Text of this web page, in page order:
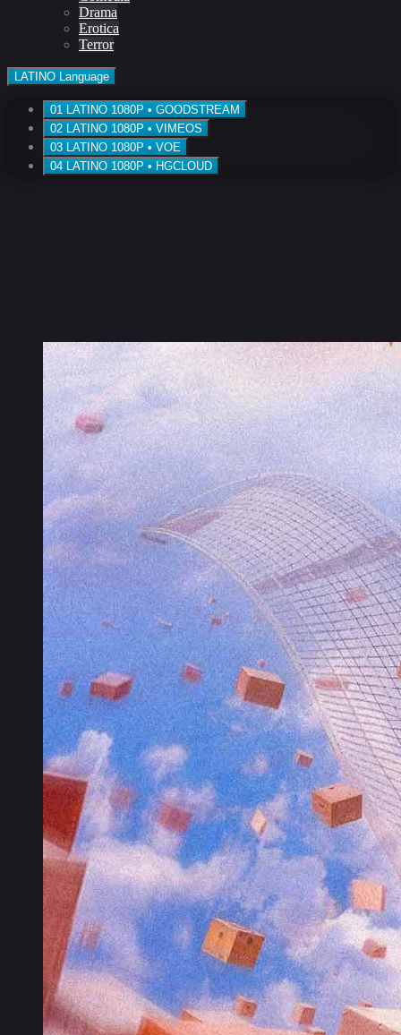
Drama
Erotica
Terror
LATINO Language
01 LATINO 1080P • GOODSTREAM
02 LATINO 1080P • VIMEOS
03 LATINO 1080P • VOE
04 LATINO 1080P • HGCLOUD